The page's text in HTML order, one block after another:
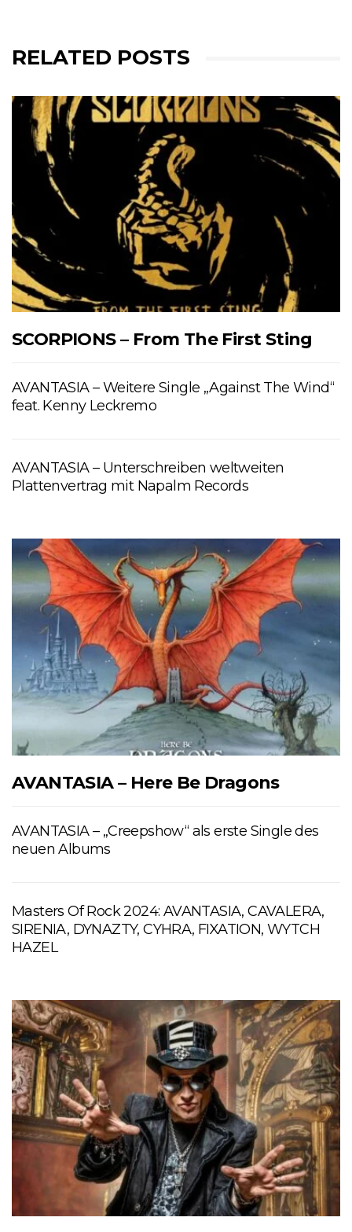
RELATED POSTS
SCORPIONS – From The First Sting
AVANTASIA – Weitere Single „Against The Wind“
feat. Kenny Leckremo
AVANTASIA – Unterschreiben weltweiten
Plattenvertrag mit Napalm Records
AVANTASIA – Here Be Dragons
AVANTASIA – „Creepshow“ als erste Single des
neuen Albums
Masters Of Rock 2024: AVANTASIA, CAVALERA,
SIRENIA, DYNAZTY, CYHRA, FIXATION, WYTCH
HAZEL